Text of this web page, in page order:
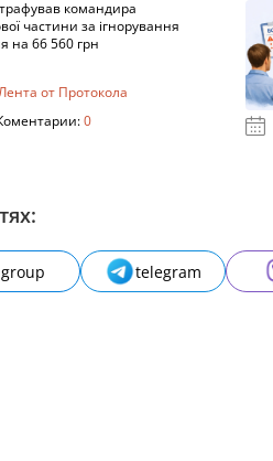
командира
частини за ігнорування
на 66 560 грн
от Протокола
0
group telegram